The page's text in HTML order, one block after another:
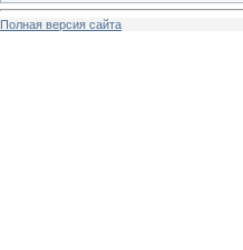
Полная версия сайта